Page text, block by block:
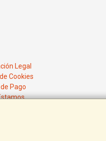
Legal
Cookies
Pago